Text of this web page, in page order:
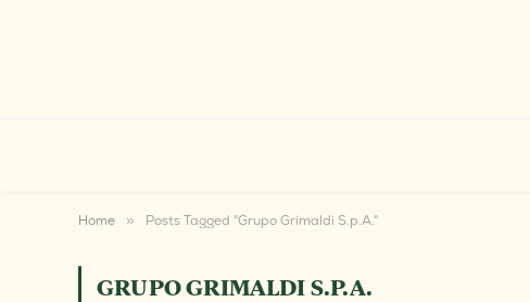
Home » Posts Tagged "Grupo Grimaldi S.p.A."
GRUPO GRIMALDI S.P.A.